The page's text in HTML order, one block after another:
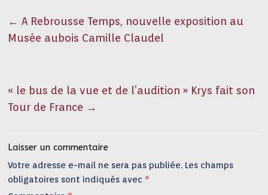
← A Rebrousse Temps, nouvelle exposition au
Musée aubois Camille Claudel
« le bus de la vue et de l’audition » Krys fait son
Tour de France →
Laisser un commentaire
Votre adresse e-mail ne sera pas publiée. Les champs
obligatoires sont indiqués avec *